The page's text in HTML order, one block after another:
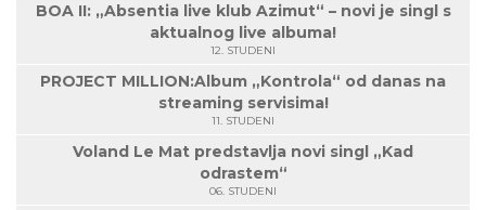
BOA II: „Absentia live klub Azimut“ – novi je singl s
aktualnog live albuma!
12. STUDENI
PROJECT MILLION:Album „Kontrola“ od danas na
streaming servisima!
11. STUDENI
Voland Le Mat predstavlja novi singl „Kad
odrastem“
06. STUDENI